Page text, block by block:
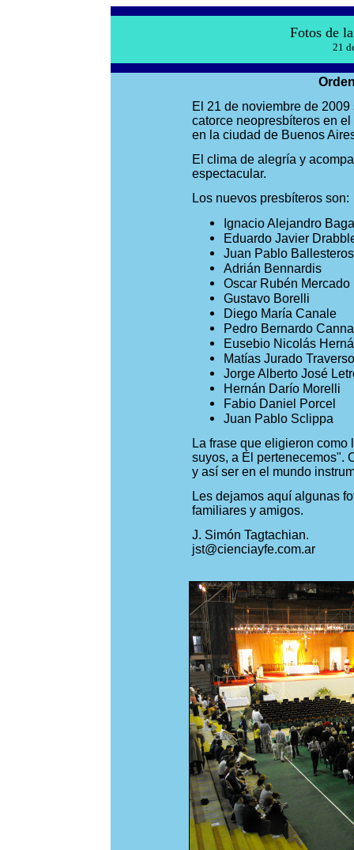
Fotos de
21
El 21 de noviembre de
catorce neopresbíteros en
en la ciudad de Buenos
El clima de alegría y
espectacular.
Los nuevos presbíteros son:
Ignacio Alejandro
Eduardo Javier
Juan Pablo Ballesteros
Adrián Bennardis
Oscar Rubén Mercado
Gustavo Borelli
Diego María Canale
Pedro Bernardo
Eusebio Nicolás
Matías Jurado Traverso
Jorge Alberto José
Hernán Darío Morelli
Fabio Daniel Porcel
Juan Pablo Sclippa
La frase que eligieron
suyos, a Él pertenecemos".
y así ser en el mundo
Les dejamos aquí algunas
familiares y amigos.
J. Simón Tagtachian.
jst@cienciayfe.com.ar